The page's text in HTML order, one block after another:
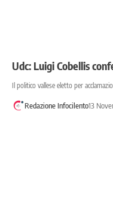
Udc: Luigi Cobellis
Il politico vallese eletto per
Redazione Infocilento13